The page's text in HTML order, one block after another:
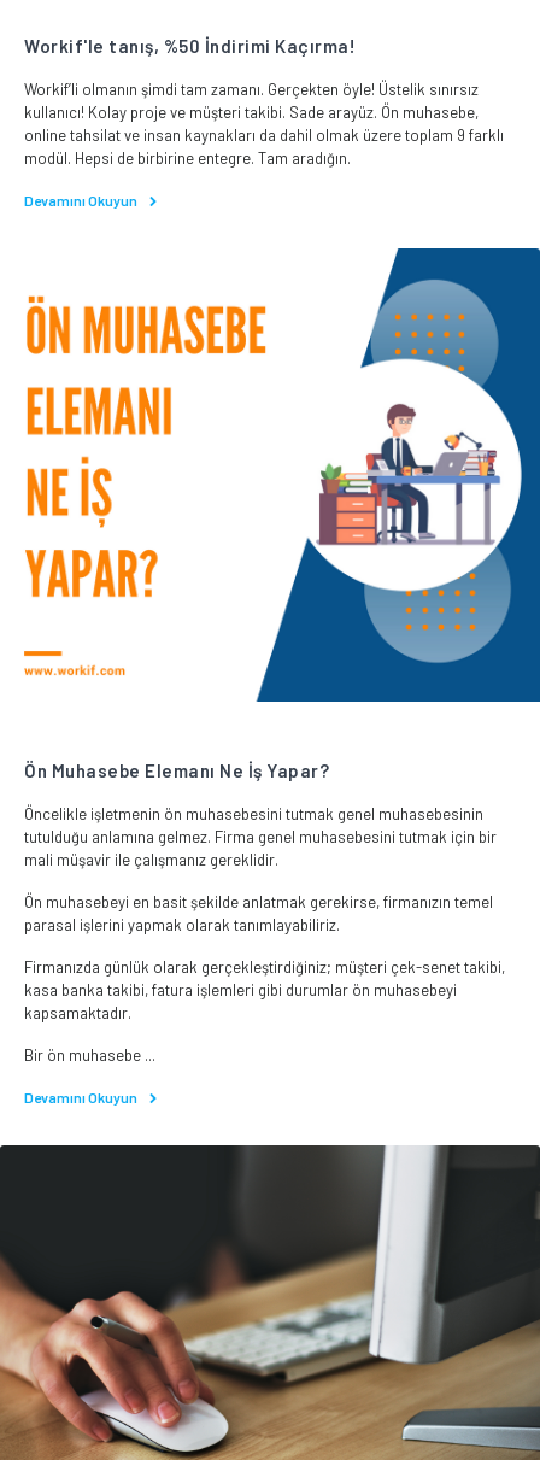
Workif'le tanış, %50 İndirimi Kaçırma!
Workif’li olmanın şimdi tam zamanı. Gerçekten öyle! Üstelik sınırsız
kullanıcı! Kolay proje ve müşteri takibi. Sade arayüz. Ön muhasebe,
online tahsilat ve insan kaynakları da dahil olmak üzere toplam 9 farklı
modül. Hepsi de birbirine entegre. Tam aradığın.
Devamını Okuyun
Ön Muhasebe Elemanı Ne İş Yapar?
Öncelikle işletmenin ön muhasebesini tutmak genel muhasebesinin
tutulduğu anlamına gelmez. Firma genel muhasebesini tutmak için bir
mali müşavir ile çalışmanız gereklidir.
Ön muhasebeyi en basit şekilde anlatmak gerekirse, firmanızın temel
parasal işlerini yapmak olarak tanımlayabiliriz.
Firmanızda günlük olarak gerçekleştirdiğiniz; müşteri çek-senet takibi,
kasa banka takibi, fatura işlemleri gibi durumlar ön muhasebeyi
kapsamaktadır.
Bir ön muhasebe ...
Devamını Okuyun